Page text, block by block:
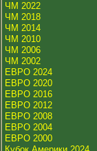
ЧМ 2022
ЧМ 2018
ЧМ 2014
ЧМ 2010
ЧМ 2006
ЧМ 2002
ЕВРО 2024
ЕВРО 2020
ЕВРО 2016
ЕВРО 2012
ЕВРО 2008
ЕВРО 2004
ЕВРО 2000